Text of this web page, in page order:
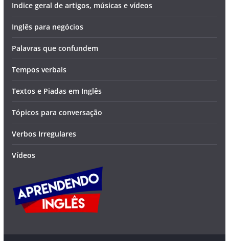
Indice geral de artigos, músicas e vídeos
Inglês para negócios
Palavras que confundem
Tempos verbais
Textos e Piadas em Inglês
Tópicos para conversação
Verbos Irregulares
Vídeos